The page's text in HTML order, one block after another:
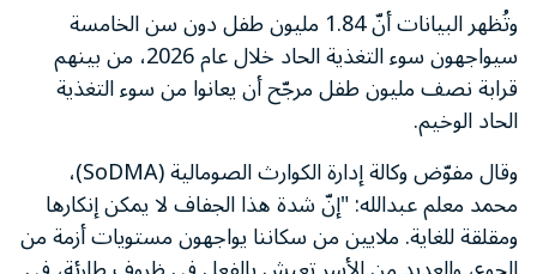
وتُظهر البيانات أنّ 1.84 مليون طفل دون سن الخامسة
سيواجهون سوء التغذية الحاد خلال عام 2026، من بينهم
قرابة نصف مليون طفل مرجّح أن يعانوا من سوء التغذية
الحاد الوخيم.
وقال مفوّض وكالة إدارة الكوارث الصومالية (SoDMA)،
محمد معلم عبدالله: "إنّ شدة هذا الجفاف لا يمكن إنكارها
ومقلقة للغاية. ملايين من سكاننا يواجهون مستويات أزمة من